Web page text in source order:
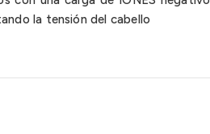
la tensión del cabello